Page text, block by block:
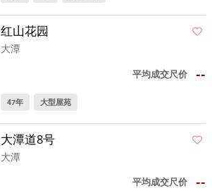
红山花园
大潭
平均成交尺价
--
47年 大型屋苑
大潭道8号
大潭
平均成交尺价
--